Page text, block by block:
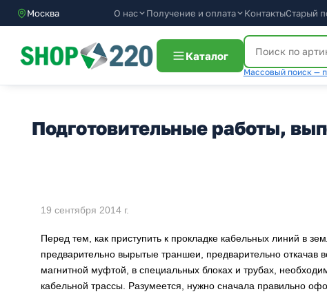
Москва О нас Получение и оплата КонтактыСтарый
Каталог
Массовый поиск —
Подготовительные работы,
19 сентября 2014 г.
Перед тем, как приступить к прокладке кабельных линий в
предварительно вырытые траншеи, предварительно откачав
магнитной муфтой, в специальных блоках и трубах,
кабельной трассы. Разумеется, нужно сначала правильно